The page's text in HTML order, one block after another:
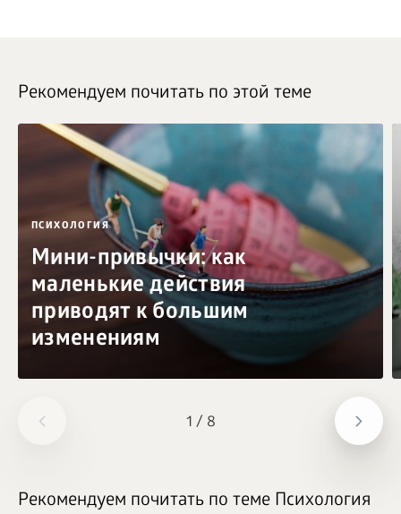
1 / 8
Рекомендуем почитать по этой теме
ПСИХОЛОГИЯ
Мини-привычки: как
маленькие действия
приводят к большим
изменениям
Рекомендуем почитать по теме Психология